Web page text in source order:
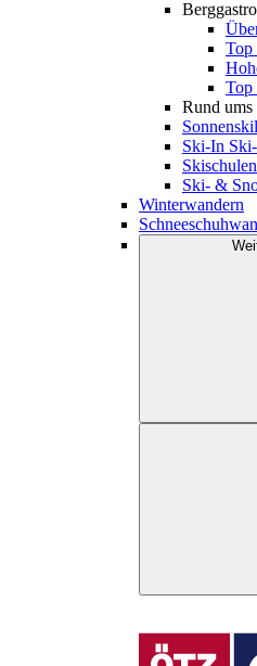
Top
Top
Rund ums
Ski-In
Ski- &
Winterwandern